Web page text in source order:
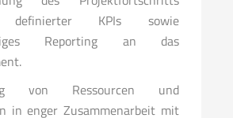
definierter KPIs sowie
Reporting an das
von Ressourcen und
in enger Zusammenarbeit mit